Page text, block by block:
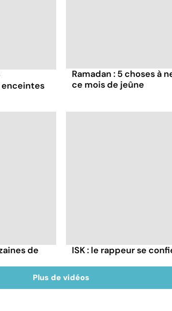
Ramadan : 5 choses à
ce mois de jeûne
de
ISK : le rappeur se
Plus de vidéos